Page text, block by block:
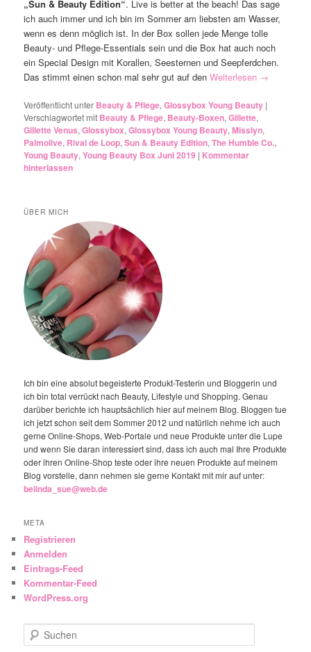
„Sun & Beauty Edition“. Live is better at the beach! Das sage
ich auch immer und ich bin im Sommer am liebsten am Wasser,
wenn es denn möglich ist. In der Box sollen jede Menge tolle
Beauty- und Pflege-Essentials sein und die Box hat auch noch
ein Special Design mit Korallen, Seesternen und Seepferdchen.
Das stimmt einen schon mal sehr gut auf denWeiterlesen →
Veröffentlicht unter Beauty & Pflege,Glossybox Young Beauty |
Verschlagwortet mit Beauty & Pflege, Beauty-Boxen,Gillette,
Gillette Venus,Glossybox,Glossybox Young Beauty,Misslyn,
Palmolive, Rival de Loop,Sun & Beauty Edition,The Humble Co.,
Young Beauty,Young Beauty Box Juni 2019 | Kommentar
hinterlassen
ÜBER MICH
Ich bin eine absolut begeisterte Produkt-Testerin und Bloggerin und
ich bin total verrückt nach Beauty, Lifestyle und Shopping. Genau
darüber berichte ich hauptsächlich hier auf meinem Blog. Bloggen tue
ich jetzt schon seit dem Sommer 2012 und natürlich nehme ich auch
gerne Online-Shops, Web-Portale und neue Produkte unter die Lupe
und wenn Sie daran interessiert sind, dass ich auch mal Ihre Produkte
oder ihren Online-Shop teste oder ihre neuen Produkte auf meinem
Blog vorstelle, dann nehmen sie gerne Kontakt mit mir auf unter:
belinda_sue@web.de
META
Registrieren
Anmelden
Eintrags-Feed
Kommentar-Feed
WordPress.org
Suchen